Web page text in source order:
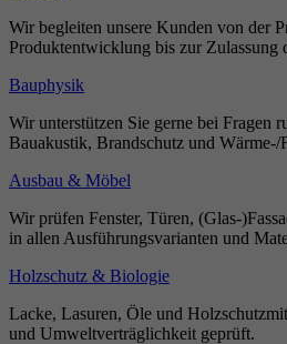
Wir begleiten unsere Kunden von der
Produktentwicklung bis zur Zulassung
Bauphysik
Wir unterstützen Sie gerne bei Fragen
Bauakustik, Brandschutz und Wärme-/
Ausbau & Möbel
Wir prüfen Fenster, Türen, (Glas-
in allen Ausführungsvarianten und
Holzschutz & Biologie
Lacke, Lasuren, Öle und
und Umweltverträglichkeit geprüft.